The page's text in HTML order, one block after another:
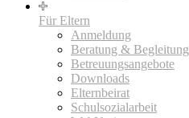
Für Eltern
Anmeldung
Beratung & Begleitung
Betreuungsangebote
Downloads
Elternbeirat
Schulsozialarbeit